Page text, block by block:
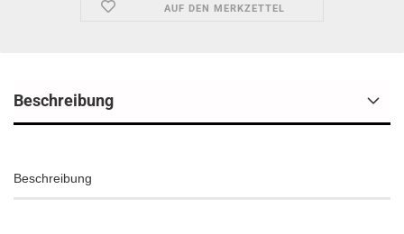
AUF DEN MERKZETTEL
Beschreibung
Beschreibung